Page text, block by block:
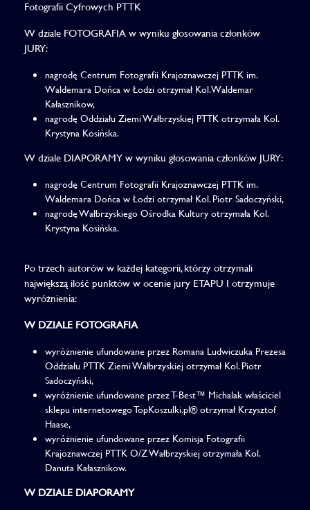
Fotografii Cyfrowych PTTK
W dziale FOTOGRAFIA w wyniku głosowania członków
JURY:
nagrodę Centrum Fotografii Krajoznawczej PTTK im.
Waldemara Dońca w Łodzi otrzymał Kol. Waldemar
Kałasznikow,
nagrodę Oddziału Ziemi Wałbrzyskiej PTTK otrzymała Kol.
Krystyna Kosińska.
W dziale DIAPORAMY w wyniku głosowania członków JURY:
nagrodę Centrum Fotografii Krajoznawczej PTTK im.
Waldemara Dońca w Łodzi otrzymał Kol. Piotr Sadoczyński,
nagrodę Wałbrzyskiego Ośrodka Kultury otrzymała Kol.
Krystyna Kosińska.
Po trzech autorów w każdej kategorii, którzy otrzymali
największą ilość punktów w ocenie jury ETAPU I otrzymuje
wyróżnienia:
W DZIALE FOTOGRAFIA
wyróżnienie ufundowane przez Romana Ludwiczuka Prezesa
Oddziału PTTK Ziemi Wałbrzyskiej otrzymał Kol. Piotr
Sadoczyński,
wyróżnienie ufundowane przez T-Best™ Michalak właściciel
sklepu internetowego TopKoszulki.pl® otrzymał Krzysztof
Haase,
wyróżnienie ufundowane przez Komisja Fotografii
Krajoznawczej PTTK O/Z Wałbrzyskiej otrzymała Kol.
Danuta Kałasznikow.
W DZIALE DIAPORAMY